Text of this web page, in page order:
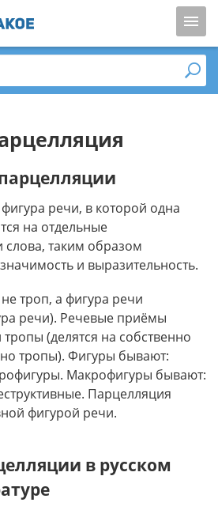
речи, в которой одна
на отдельные
слова, таким образом
и выразительность.
троп, а фигура речи
речи). Речевые приёмы
(делятся на собственно
тропы). Фигуры бывают:
Макрофигуры бывают:
Парцелляция
фигурой речи.
в русском